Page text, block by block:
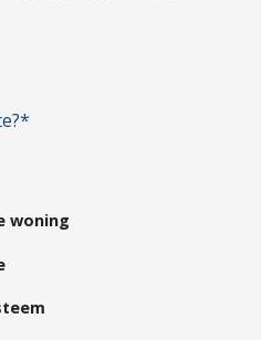
woning